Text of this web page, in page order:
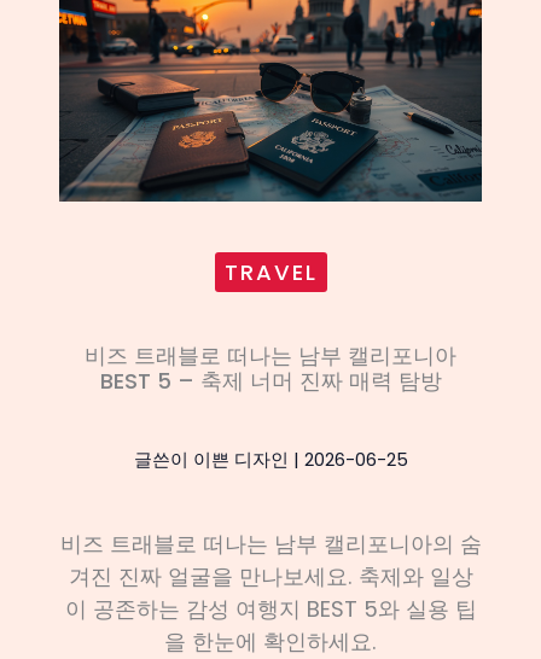
TRAVEL
비즈 트래블로 떠나는 남부 캘리포니아
BEST 5 – 축제 너머 진짜 매력 탐방
글쓴이 이쁜 디자인 | 2026-06-25
비즈 트래블로 떠나는 남부 캘리포니아의 숨
겨진 진짜 얼굴을 만나보세요. 축제와 일상
이 공존하는 감성 여행지 BEST 5와 실용 팁
을 한눈에 확인하세요.